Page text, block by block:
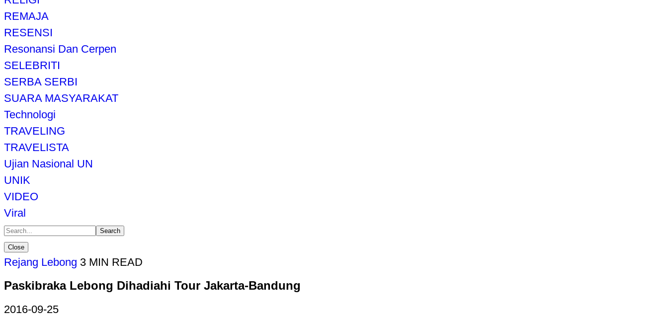
REMAJA
RESENSI
Resonansi Dan Cerpen
SELEBRITI
SERBA SERBI
SUARA MASYARAKAT
Technologi
TRAVELING
TRAVELISTA
Ujian Nasional UN
UNIK
VIDEO
Viral
Search
Close
Rejang Lebong 3 MIN READ
Paskibraka Lebong Dihadiahi Tour Jakarta-Bandung
2016-09-25